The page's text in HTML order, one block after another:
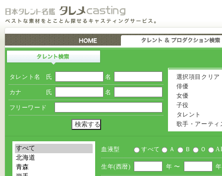
タレント名 氏 名
カナ 氏 名
フリーワード
選択項目クリア
俳優
女優
子役
タレント
歌手・アーティ
血液型 すべて Ａ Ｂ Ｏ
生年(西暦) 年 〜